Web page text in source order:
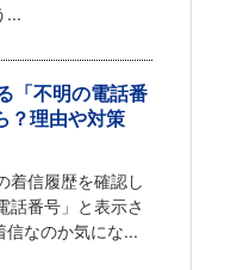
...
「不明の電話番
？理由や対策
着信履歴を確認し
話番号」と表示さ
信なのか気にな...